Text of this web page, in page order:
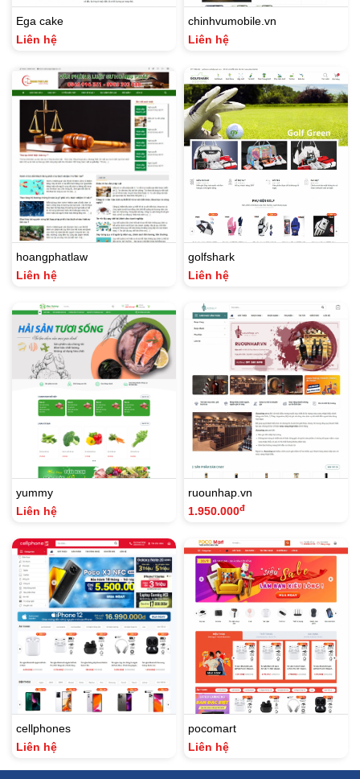
Ega cake
Liên hệ
chinhvumobile.vn
Liên hệ
hoangphatlaw
Liên hệ
golfshark
Liên hệ
yummy
Liên hệ
ruounhap.vn
1.950.000đ
cellphones
Liên hệ
pocomart
Liên hệ